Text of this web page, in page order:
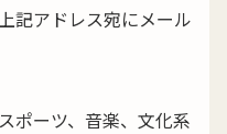
記アドレス宛にメール
ポーツ、音楽、文化系